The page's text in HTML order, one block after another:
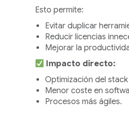
Esto permite:
Evitar duplicar
Reducir licencias
Mejorar la
Impacto directo:
Optimización del
Menor coste en
Procesos más ágiles.